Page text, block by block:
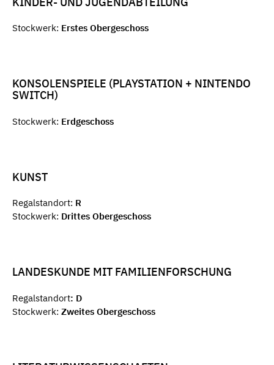
Stockwerk: Erstes Obergeschoss
KONSOLENSPIELE (PLAYSTATION + NINTENDO
SWITCH)
Stockwerk: Erdgeschoss
KUNST
Regalstandort: R
Stockwerk: Drittes Obergeschoss
LANDESKUNDE MIT FAMILIENFORSCHUNG
Regalstandort: D
Stockwerk: Zweites Obergeschoss